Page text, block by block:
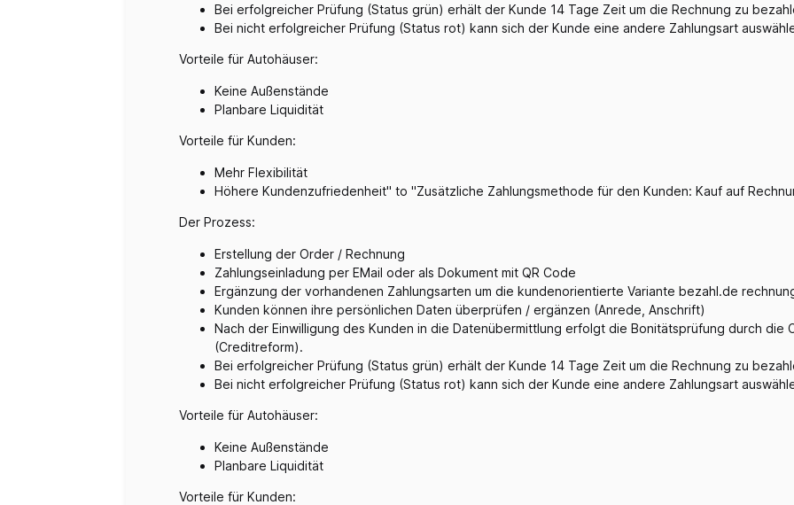
Bei erfolgreicher Prüfung (Status grün) erhält der Kunde 14 Tage Zeit um die Rechnung zu
Bei nicht erfolgreicher Prüfung (Status rot) kann sich der Kunde eine andere Zahlungsart
Vorteile für Autohäuser:
Keine Außenstände
Planbare Liquidität
Vorteile für Kunden:
Mehr Flexibilität
Höhere Kundenzufriedenheit" to "Zusätzliche Zahlungsmethode für den Kunden: Kauf auf
Der Prozess:
Erstellung der Order / Rechnung
Zahlungseinladung per EMail oder als Dokument mit QR Code
Ergänzung der vorhandenen Zahlungsarten um die kundenorientierte Variante bezahl.de
Kunden können ihre persönlichen Daten überprüfen / ergänzen (Anrede, Anschrift)
Nach der Einwilligung des Kunden in die Datenübermittlung erfolgt die Bonitätsprüfung durch die
(Creditreform).
Bei erfolgreicher Prüfung (Status grün) erhält der Kunde 14 Tage Zeit um die Rechnung zu
Bei nicht erfolgreicher Prüfung (Status rot) kann sich der Kunde eine andere Zahlungsart
Vorteile für Autohäuser:
Keine Außenstände
Planbare Liquidität
Vorteile für Kunden: